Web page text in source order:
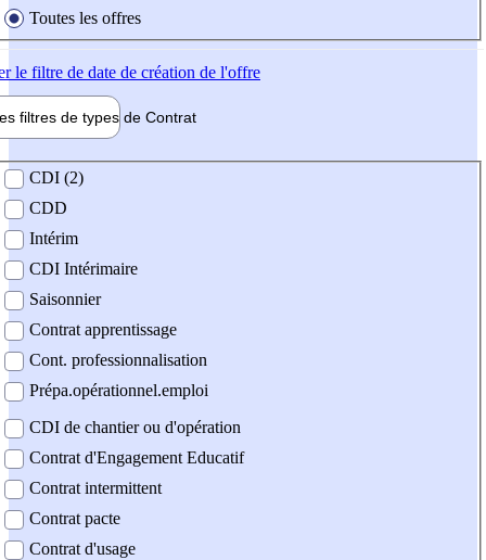
Toutes les offres
le filtre de date de création de l'offre
filtres de types de Contrat
contrat
CDI (2)
CDD
Intérim
CDI Intérimaire
Saisonnier
Contrat apprentissage
Cont. professionnalisation
Prépa.opérationnel.emploi
CDI de chantier ou d'opération
Contrat d'Engagement Educatif
Contrat intermittent
Contrat pacte
Contrat d'usage